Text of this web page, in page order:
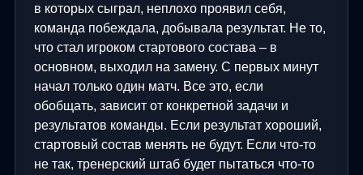
в которых сыграл, неплохо проявил себя,
команда побеждала, добывала результат. Не то,
что стал игроком стартового состава – в
основном, выходил на замену. С первых минут
начал только один матч. Все это, если
обобщать, зависит от конкретной задачи и
результатов команды. Если результат хороший,
стартовый состав менять не будут. Если что-то
не так, тренерский штаб будет пытаться что-то